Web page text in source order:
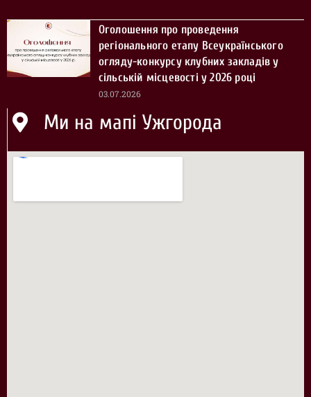
Оголошення про проведення
регіонального етапу Всеукраїнського
огляду-конкурсу клубних закладів у
сільській місцевості у 2026 році
03.07.2026
Ми на мапі Ужгорода